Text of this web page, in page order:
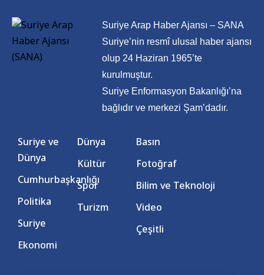
Suriye Arap Haber Ajansı – SANA
Suriye’nin resmî ulusal haber ajansı
olup 24 Haziran 1965’te
kurulmuştur.
Suriye Enformasyon Bakanlığı’na
bağlıdır ve merkezi Şam’dadır.
Suriye ve
Dünya
Cumhurbaşkanlığı
Politika
Suriye
Ekonomi
Dünya
Kültür
Spor
Turizm
Basın
Fotoğraf
Bilim ve Teknoloji
Video
Çeşitli